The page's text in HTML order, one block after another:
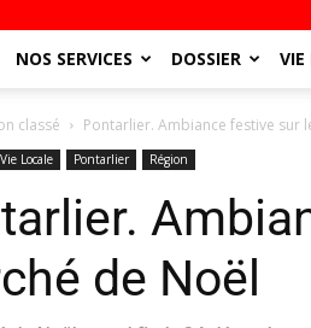
NOS SERVICES DOSSIER VIE
classé Pontarlier. Ambiance festive sur
Vie Locale Pontarlier Région
de Noël